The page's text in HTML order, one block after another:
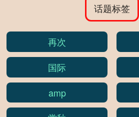
话题标签
再次
国际
amp